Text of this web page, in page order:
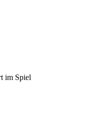
im Spiel